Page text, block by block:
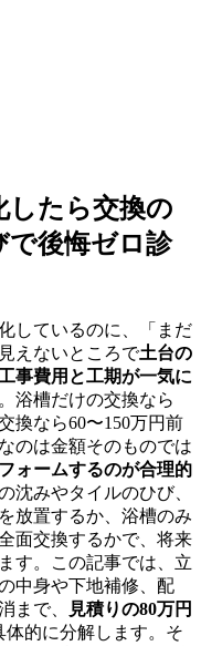
したら交換の
で後悔ゼロ診
しているのに、「まだ
えないところで土台の
事費用と工期が一気に
浴槽だけの交換なら
換なら60〜150万円前
のは金額そのものでは
ォームするのが合理的
沈みやタイルのひび、
放置するか、浴槽のみ
面交換するかで、将来
す。この記事では、立
中身や下地補修、配
まで、
見積りの80万円
体的に分解します。そ